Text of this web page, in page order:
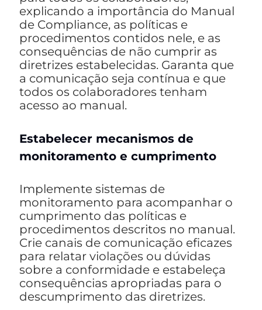
explicando a importância do Manual
de Compliance, as políticas e
procedimentos contidos nele, e as
consequências de não cumprir as
diretrizes estabelecidas. Garanta que
a comunicação seja contínua e que
todos os colaboradores tenham
acesso ao manual.
Estabelecer mecanismos de
monitoramento e cumprimento
Implemente sistemas de
monitoramento para acompanhar o
cumprimento das políticas e
procedimentos descritos no manual.
Crie canais de comunicação eficazes
para relatar violações ou dúvidas
sobre a conformidade e estabeleça
consequências apropriadas para o
descumprimento das diretrizes.